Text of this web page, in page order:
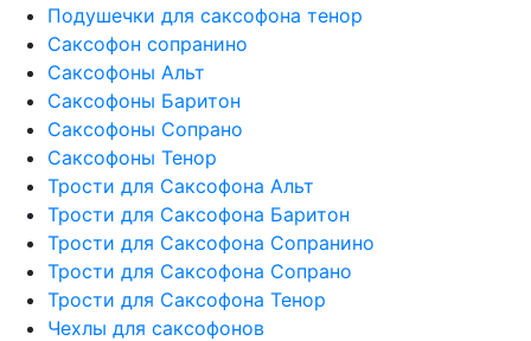
Подушечки для саксофона тенор
Саксофон сопранино
Саксофоны Альт
Саксофоны Баритон
Саксофоны Сопрано
Саксофоны Тенор
Трости для Саксофона Альт
Трости для Саксофона Баритон
Трости для Саксофона Сопранино
Трости для Саксофона Сопрано
Трости для Саксофона Тенор
Чехлы для саксофонов